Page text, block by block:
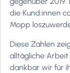
die Kund:innen
Mopp
Diese Zahlen
alltägliche Arbeit
dankbar wir für